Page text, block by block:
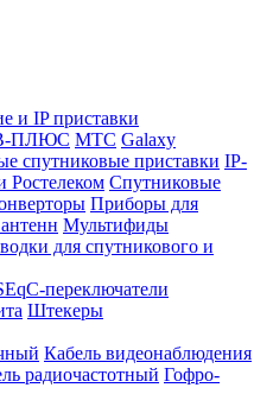
и IP приставки
ПЛЮС МТС Galaxy
спутниковые приставки IP-
Ростелеком Спутниковые
Приборы для
Мультифиды
для спутникового и
переключатели
Штекеры
Кабель видеонаблюдения
радиочастотный Гофро-